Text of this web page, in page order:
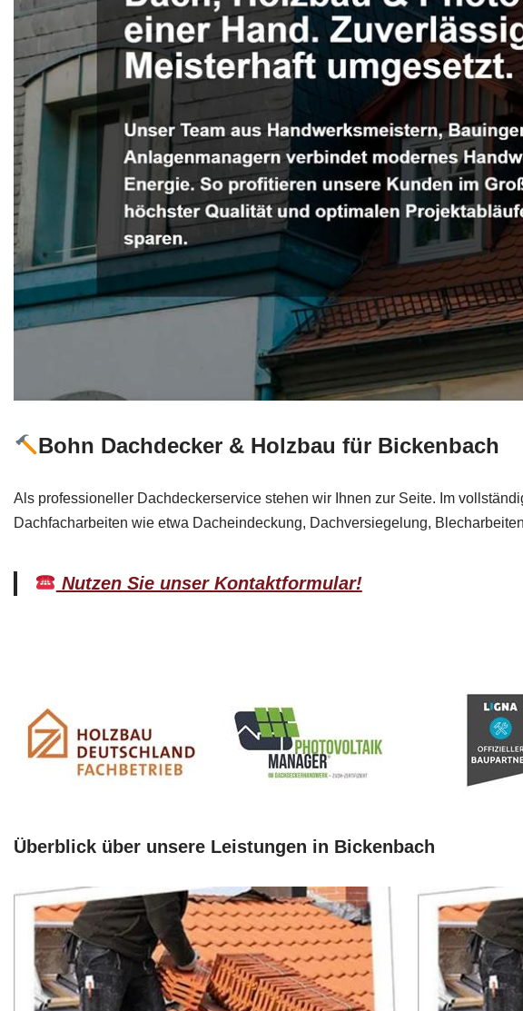
Bohn Dachdecker & Holzbau für Bickenbach
Als professioneller Dachdeckerservice stehen wir Ihnen zur Seite. Im
Dachfacharbeiten wie etwa Dacheindeckung, Dachversiegelung,
Nutzen Sie unser Kontaktformular!
Überblick über unsere Leistungen in Bickenbach